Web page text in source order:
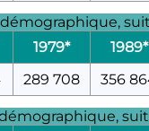
1979*
1989*
289 708 356